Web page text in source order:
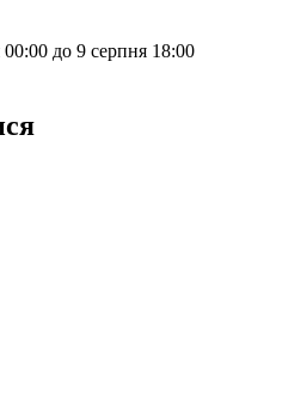
00:00 до 9 серпня 18:00